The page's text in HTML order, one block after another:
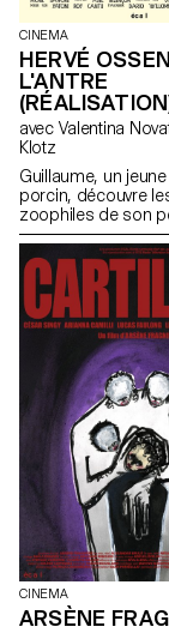
CINEMA
HERVÉ
L'ANTRE
avec Valentina Novati, Héléna
Klotz
Guillaume, un
porcin, découvre
zoophiles de son
CINEMA
ARSÈNE